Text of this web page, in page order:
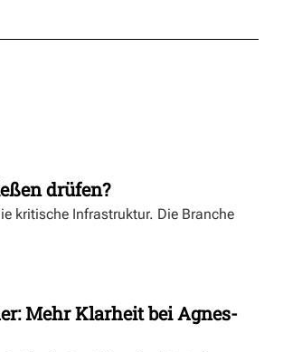
drüfen?
kritische Infrastruktur. Die Branche
Mehr Klarheit bei Agnes-